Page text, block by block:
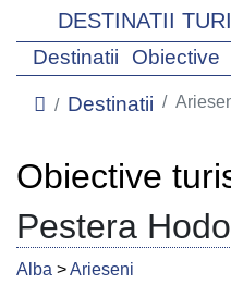
DESTINATII
Destinatii Obiective
Destinatii
Obiective
Pestera
Alba >Arieseni